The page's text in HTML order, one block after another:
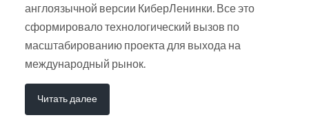
англоязычной версии КиберЛенинки. Все это
сформировало технологический вызов по
масштабированию проекта для выхода на
международный рынок.
Читать далее